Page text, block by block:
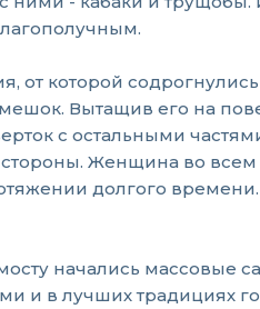
от которой
Вытащив его на
с остальными
Женщина во всем
долгого
начались
и в лучших традициях